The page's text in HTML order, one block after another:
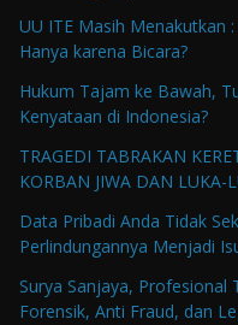
UU ITE Masih Menakutkan
Hanya karena Bicara?
Hukum Tajam ke Bawah,
Kenyataan di Indonesia?
TRAGEDI TABRAKAN
KORBAN JIWA DAN LUKA-
Data Pribadi Anda Tidak
Perlindungannya Menjadi
Surya Sanjaya, Profesional
Forensik, Anti Fraud, dan